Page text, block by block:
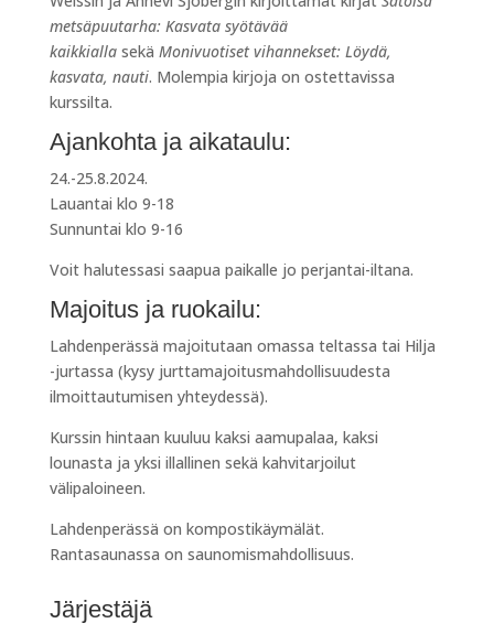
metsäpuutarha: Kasvata syötävää
kaikkiallasekä Monivuotiset vihannekset: Löydä,
kasvata, nauti. Molempia kirjoja on ostettavissa
kurssilta.
Ajankohta ja aikataulu:
24.-25.8.2024.
Lauantai klo 9-18
Sunnuntai klo 9-16
Voit halutessasi saapua paikalle jo perjantai-iltana.
Majoitus ja ruokailu:
Lahdenperässä majoitutaan omassa teltassa tai Hilja
-jurtassa (kysy jurttamajoitusmahdollisuudesta
ilmoittautumisen yhteydessä).
Kurssin hintaan kuuluu kaksi aamupalaa, kaksi
lounasta ja yksi illallinen sekä kahvitarjoilut
välipaloineen.
Lahdenperässä on kompostikäymälät.
Rantasaunassa on saunomismahdollisuus.
Järjestäjä